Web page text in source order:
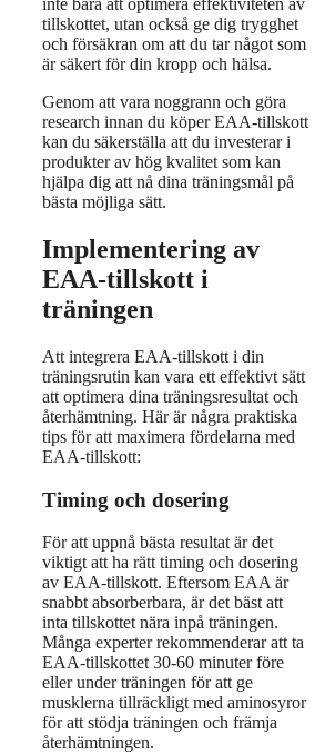
inte bara att optimera effektiviteten av
tillskottet, utan också ge dig trygghet
och försäkran om att du tar något som
är säkert för din kropp och hälsa.
Genom att vara noggrann och göra
research innan du köper EAA-tillskott
kan du säkerställa att du investerar i
produkter av hög kvalitet som kan
hjälpa dig att nå dina träningsmål på
bästa möjliga sätt.
Implementering av
EAA-tillskott i
träningen
Att integrera EAA-tillskott i din
träningsrutin kan vara ett effektivt sätt
att optimera dina träningsresultat och
återhämtning. Här är några praktiska
tips för att maximera fördelarna med
EAA-tillskott:
Timing och dosering
För att uppnå bästa resultat är det
viktigt att ha rätt timing och dosering
av EAA-tillskott. Eftersom EAA är
snabbt absorberbara, är det bäst att
inta tillskottet nära inpå träningen.
Många experter rekommenderar att ta
EAA-tillskottet 30-60 minuter före
eller under träningen för att ge
musklerna tillräckligt med aminosyror
för att stödja träningen och främja
återhämtningen.